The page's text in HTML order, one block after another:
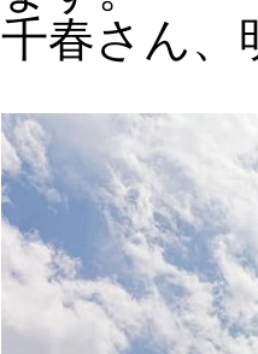
千春さん、